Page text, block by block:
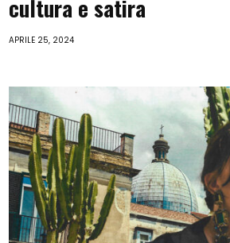
cultura e satira
APRILE 25, 2024